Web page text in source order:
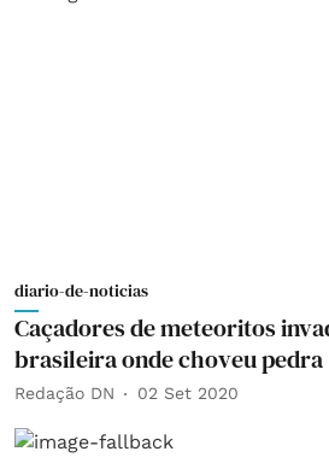
diario-de-noticias
Caçadores de meteoritos
brasileira onde choveu pedra
Redação DN 02 Set 2020